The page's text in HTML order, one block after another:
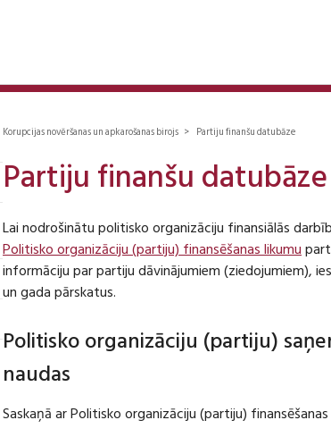
Korupcijas novēršanas un apkarošanas birojs > Partiju finanšu datubāze
Partiju finanšu datubāze
Lai nodrošinātu politisko organizāciju finansiālās
Politisko organizāciju (partiju) finansēšanas likumu
informāciju par partiju dāvinājumiem (ziedojumiem),
un gada pārskatus.
Politisko organizāciju (partiju)
naudas
Saskaņā ar Politisko organizāciju (partiju)